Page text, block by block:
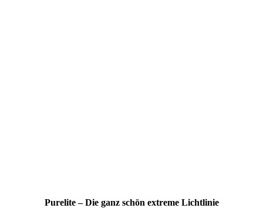
Purelite – Die ganz schön extreme Lichtlinie